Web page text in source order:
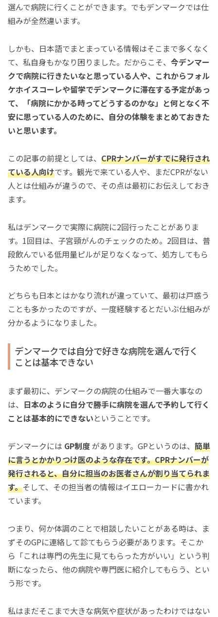
選んで病院に行くことができます。でもデンマークでは仕
組みが全然違います。
しかも、日本語でまとまっている情報はそこまで多くなく
て、私自身もかなり困りました。だからこそ、 今デンマー
クで病院に行きたいなと思っている人や、これからフォル
ケホイスコーレや留学でデンマークに滞在する予定があっ
て、「病院にかかる時ってどうするのかな」と何となく不
安に思っている人のために、自分の体験をまとめておきた
いと思います。
この記事の前提としては、 CPRナンバーがすでに発行され
ている人向けです。観光で来ている人や、まだCPRがない
人とは仕組みが違うので、その点は最初にお伝えしておき
ます。
私はデンマークで実際に病院に2回行ったことがありま
す。1回目は、子宮頸がんのチェックのため。2回目は、普
段飲んでいる低用量ピルが足りなくなって、処方してもら
うためでした。
どちらも日本とはかなり流れが違っていて、最初は戸惑う
ことも多かったのですが、一度経験するとだいぶ仕組みが
分かるようになりました。
デンマークでは自分で好きな病院を選んで行く
ことは基本できない
まず最初に、デンマークの病院の仕組みで一番大事なの
は、 日本のように自分で勝手に病院を選んで予約して行く
ことは基本的にできないということです。
デンマークには GP制度があります。GPというのは、 簡単
に言うとかかりつけ医のような存在です。CPRナンバーが
発行されると、自分に担当のお医者さんが割り当てられま
す。そして、その担当者の情報はイエローカードに書かれ
ています。
つまり、何か体調のことで相談したいことがある時は、ま
ずそのGPに連絡して診てもらう必要があります。そこか
ら「これは専門の先生に見てもらった方がいい」という判
断になったら、他の病院や専門医に紹介してもらう、とい
う形です。
私はまだそこまで大きな病気や症状があったわけではない